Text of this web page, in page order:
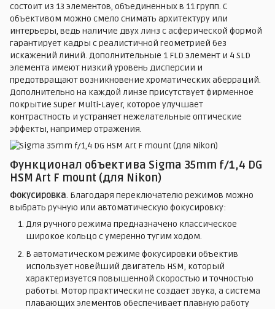
состоит из 13 элементов, объединенных в 11 групп. С
объективом можно смело снимать архитектуру или
интерьеры, ведь наличие двух линз с асферической формой
гарантирует кадры с реалистичной геометрией без
искажений линий. Дополнительные 1 FLD элемент и 4 SLD
элемента имеют низкий уровень дисперсии и
предотвращают возникновение хроматических аберраций.
Дополнительно на каждой линзе присутствует фирменное
покрытие Super Multi-Layer, которое улучшает
контрастность и устраняет нежелательные оптические
эффекты, например отражения.
Функционал объектива Sigma 35mm f/1,4 DG
HSM Art F mount (для Nikon)
Фокусировка. Благодаря переключателю режимов можно
выбрать ручную или автоматическую фокусировку:
Для ручного режима предназначено классическое
широкое кольцо с умеренно тугим ходом.
В автоматическом режиме фокусировки объектив
использует новейший двигатель HSM, который
характеризуется повышенной скоростью и точностью
работы. Мотор практически не создает звука, а система
плавающих элементов обеспечивает плавную работу